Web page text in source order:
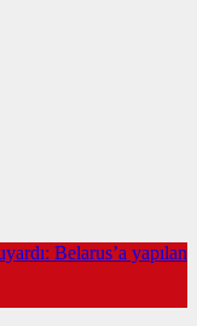
Belarus’a yapılan